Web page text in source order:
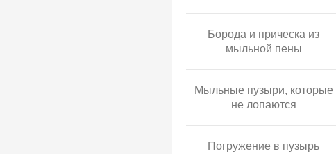
Борода и прическа из
мыльной пены
Мыльные пузыри, которые
не лопаются
Погружение в пузырь